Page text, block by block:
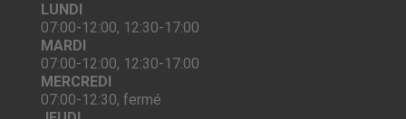
LUNDI
07:00-12:00, 12:30-17:00
MARDI
07:00-12:00, 12:30-17:00
MERCREDI
07:00-12:30, fermé